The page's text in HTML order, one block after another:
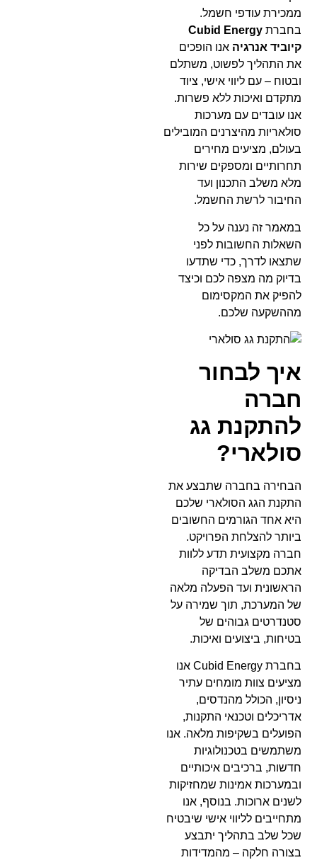
ממכירת עודפי חשמל.
בחברתCubid Energy
קיוביד אנרגיה אנו הופכים
את התהליך לפשוט, משתלם
ובטוח – עם ליווי אישי, ציוד
מתקדם ואיכות ללא פשרות.
אנו עובדים עם מערכות
סולאריות מהיצרנים המובילים
בעולם, מציעים מחירים
תחרותיים ומספקים שירות
מלא משלב התכנון ועד
החיבור לרשת החשמל.
במאמר זה נענה על כל
השאלות החשובות לפני
שתצאו לדרך, כדי שתדעו
בדיוק מה מצפה לכם וכיצד
להפיק את המקסימום
מההשקעה שלכם.
איך לבחור
חברה
להתקנת גג
סולארי?
הבחירה בחברה שתבצע את
התקנת הגג הסולארי שלכם
היא אחד הגורמים החשובים
ביותר להצלחת הפרויקט.
חברה מקצועית תדע ללוות
אתכם משלב הבדיקה
הראשונית ועד הפעלה מלאה
של המערכת, תוך שמירה על
סטנדרטים גבוהים של
בטיחות, ביצועים ואיכות.
בחברת Cubid Energy אנו
מציעים צוות מומחים עתיר
ניסיון, הכולל מהנדסים,
אדריכלים וטכנאי התקנות,
הפועלים בשקיפות מלאה. אנו
משתמשים בטכנולוגיות
חדשות, ברכיבים איכותיים
ובמערכות אמינות שמחזיקות
לשנים ארוכות. בנוסף, אנו
מתחייבים לליווי אישי שיבטיח
שכל שלב בתהליך יתבצע
בצורה חלקה – מהמדידות